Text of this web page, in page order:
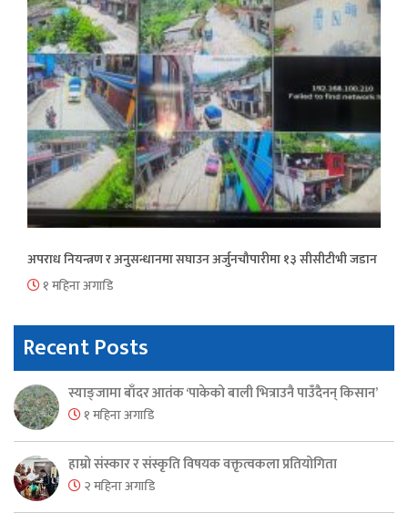
अपराध नियन्त्रण र अनुसन्धानमा सघाउन अर्जुनचौपारीमा १३ सीसीटीभी जडान
१ महिना अगाडि
Recent Posts
स्याङ्जामा बाँदर आतंक ‘पाकेको बाली भित्राउनै पाउँदैनन् किसान’
१ महिना अगाडि
हाम्रो संस्कार र संस्कृति विषयक वक्तृत्वकला प्रतियोगिता
२ महिना अगाडि